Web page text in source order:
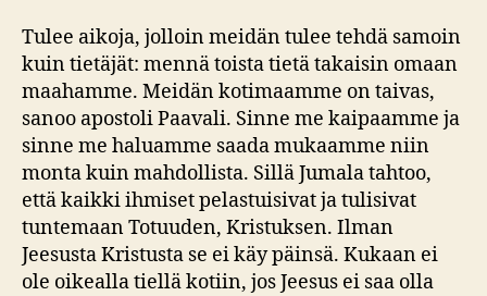
Tulee aikoja, jolloin meidän tulee tehdä samoin
kuin tietäjät: mennä toista tietä takaisin omaan
maahamme. Meidän kotimaamme on taivas,
sanoo apostoli Paavali. Sinne me kaipaamme ja
sinne me haluamme saada mukaamme niin
monta kuin mahdollista. Sillä Jumala tahtoo,
että kaikki ihmiset pelastuisivat ja tulisivat
tuntemaan Totuuden, Kristuksen. Ilman
Jeesusta Kristusta se ei käy päinsä. Kukaan ei
ole oikealla tiellä kotiin, jos Jeesus ei saa olla